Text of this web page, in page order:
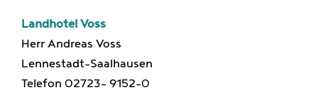
Landhotel Voss
Herr Andreas Voss
Lennestadt-Saalhausen
Telefon 02723- 9152-0